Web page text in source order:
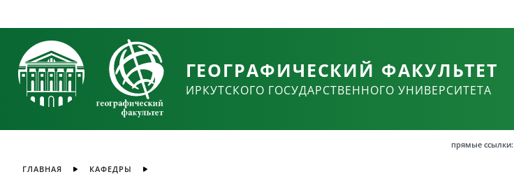
ГЕОГРАФИЧЕСКИЙ ФАКУЛЬТЕТ
ИРКУТСКОГО ГОСУДАРСТВЕННОГО УНИВЕРСИТЕТА
прямые ссылки:
ГЛАВНАЯ КАФЕДРЫ